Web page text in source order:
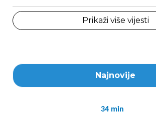
Prikaži više vijesti
Najnovije
34 min